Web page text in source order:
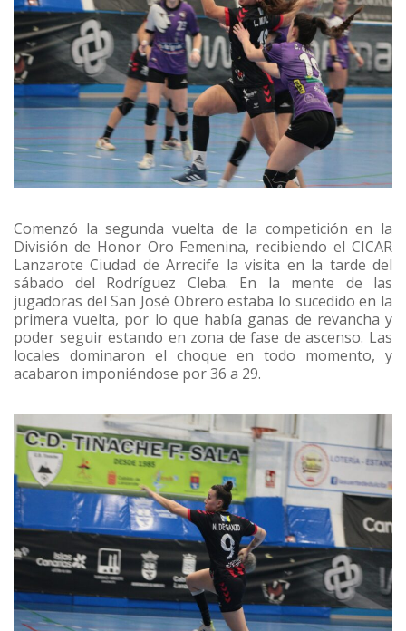
Comenzó la segunda vuelta de la competición en la
División de Honor Oro Femenina, recibiendo el CICAR
Lanzarote Ciudad de Arrecife la visita en la tarde del
sábado del Rodríguez Cleba. En la mente de las
jugadoras del San José Obrero estaba lo sucedido en la
primera vuelta, por lo que había ganas de revancha y
poder seguir estando en zona de fase de ascenso. Las
locales dominaron el choque en todo momento, y
acabaron imponiéndose por 36 a 29.